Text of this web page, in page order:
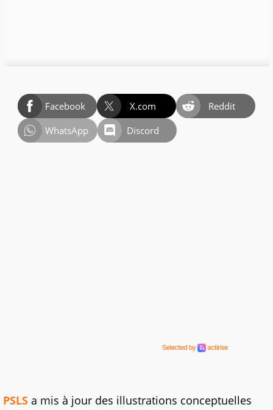
Facebook X.com
Reddit
WhatsApp
Discord
PSLS a mis à jour des illustrations conceptuelles